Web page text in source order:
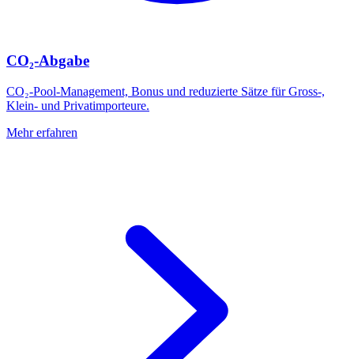
CO₂-Abgabe
CO₂-Pool-Management, Bonus und reduzierte Sätze für Gross-,
Klein- und Privatimporteure.
Mehr erfahren